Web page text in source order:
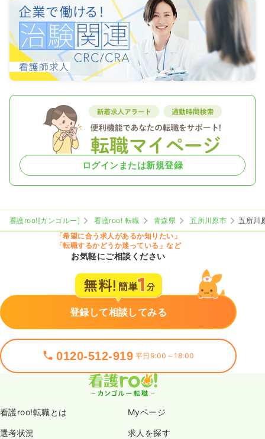
ログインまたは新規登録
看護roo![カンゴルー] 看護roo! 転職 青森県 五所川原市
五所川
「希望に合う求人があるか知りたい」
「転職するかどうか迷っている」など
お気軽にご相談ください
登録して相談してみる
0120-512-919 平日9:00～18:00
看護roo!転職とは Myページ
選考状況 求人を探す